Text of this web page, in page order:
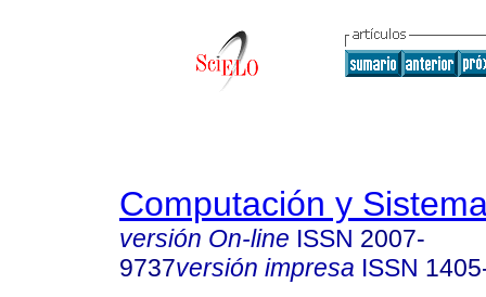
Computación y
versión On-line ISSN 2007-
9737versión impresa ISSN